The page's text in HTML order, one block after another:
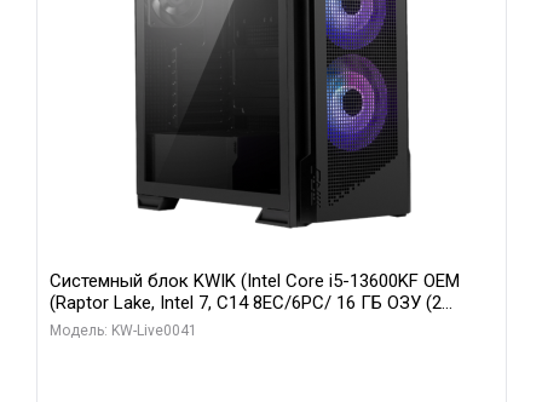
Системный блок KWIK (Intel Core i5-13600KF OEM
(Raptor Lake, Intel 7, C14 8EC/6PC/ 16 ГБ ОЗУ (2
модуля)/ Palit RTX5080 GAMINGPRO OC 16GB GDDR7
Модель: KW-Live0041